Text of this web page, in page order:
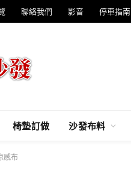
聯絡我們 影音 停車指南
椅墊訂做 沙發布料
感布